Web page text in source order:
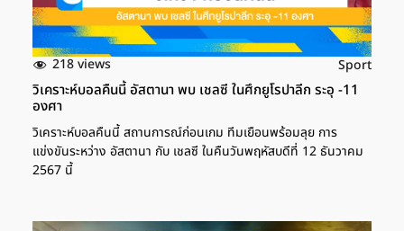
218 views Sport
วิเคราะห์บอลคืนนี้ อัสตานา พบ เชลซี ในศึกยูโรปาลีก ระอุ -11
องศา
วิเคราะห์บอลคืนนี้ สถานการณ์ก่อนเกม ทีมเยือนพร้อมลุย การ
แข่งขันระหว่าง อัสตานา กับ เชลซี ในคืนวันพฤหัสบดีที่ 12 ธันวาคม
2567 นี้